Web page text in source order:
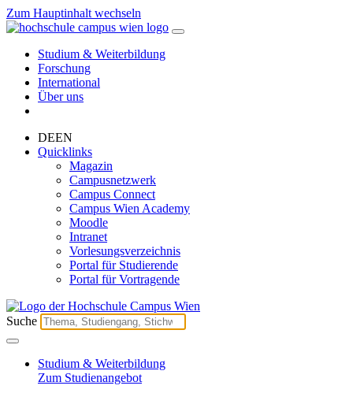
Zum Hauptinhalt wechseln
Studium & Weiterbildung
Forschung
International
Über uns
DEEN
Quicklinks
Magazin
Campusnetzwerk
Campus Connect
Campus Wien Academy
Moodle
Intranet
Vorlesungsverzeichnis
Portal für Studierende
Portal für Vortragende
Suche
Studium & Weiterbildung
Zum Studienangebot